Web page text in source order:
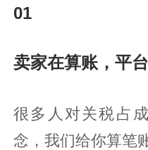
01
卖家在算账，平
很多人对关税占
念，我们给你算笔